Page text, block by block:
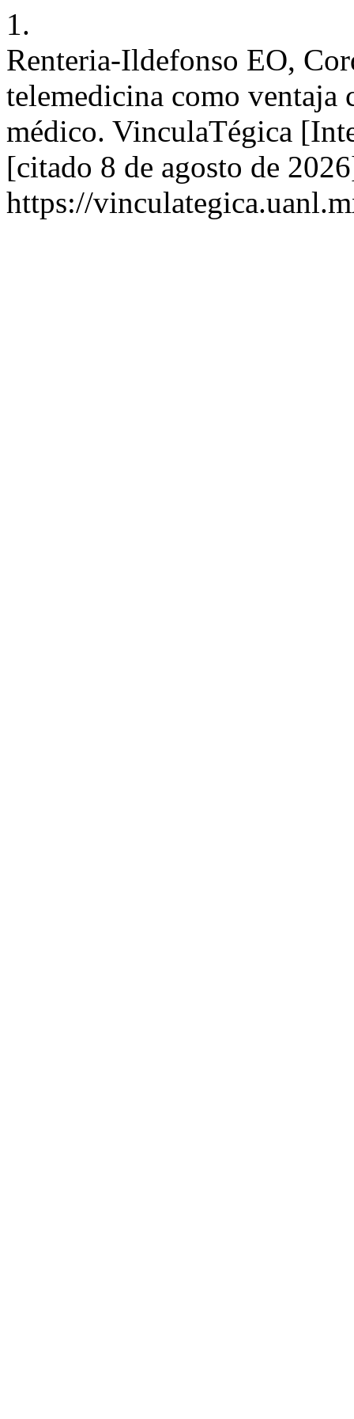
1.
Renteria-Ildefonso EO,
telemedicina como
médico. VinculaTégica
[citado 8 de agosto de
https://